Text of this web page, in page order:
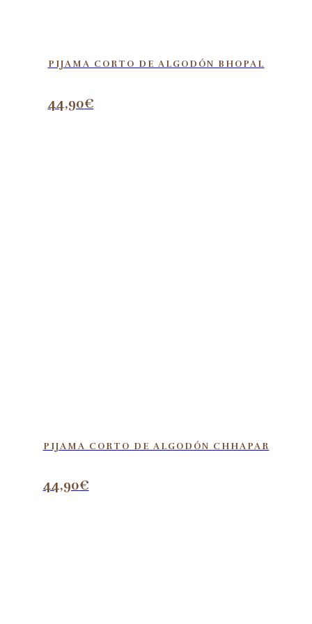
PIJAMA CORTO DE ALGODÓN BHOPAL
44,90€
PIJAMA CORTO DE ALGODÓN CHHAPAR
44,90€